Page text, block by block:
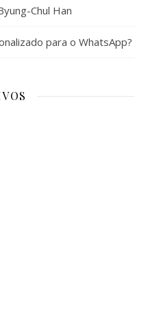
Chul Han
para o WhatsApp?